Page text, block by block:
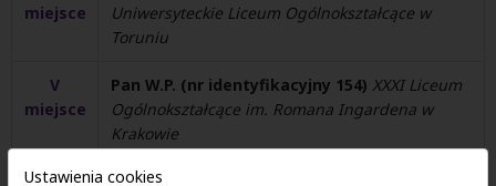
miejsce
Uniwersyteckie Liceum Ogólnokształcące w
Toruniu
V
miejsce
Pan W.P. (nr identyfikacyjny 154) XXXI Liceum
Ogólnokształcące im. Romana Ingardena w
Krakowie
VI
Pani P.K. (nr identyfikacyjny 70)
Ustawienia cookies